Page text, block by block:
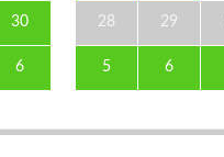
30
6
28 29
5 6